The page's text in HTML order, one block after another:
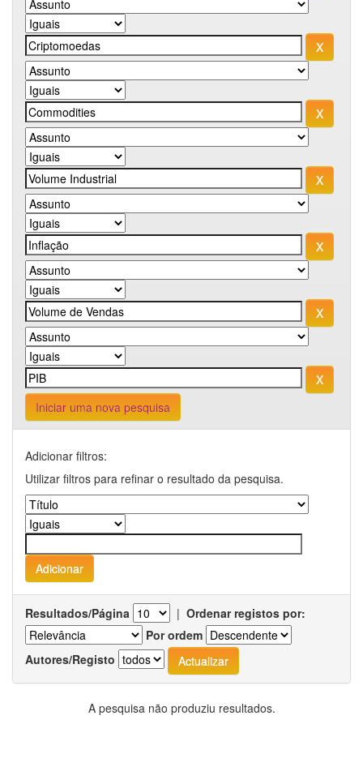
Iniciar uma nova pesquisa
Adicionar filtros:
Utilizar filtros para refinar o resultado da pesquisa.
Resultados/Página | Ordenar registos por:
Por ordem
Autores/Registo
A pesquisa não produziu resultados.